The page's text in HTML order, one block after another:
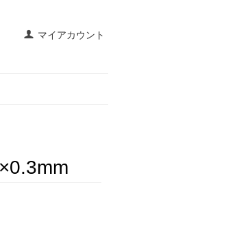
マイアカウント